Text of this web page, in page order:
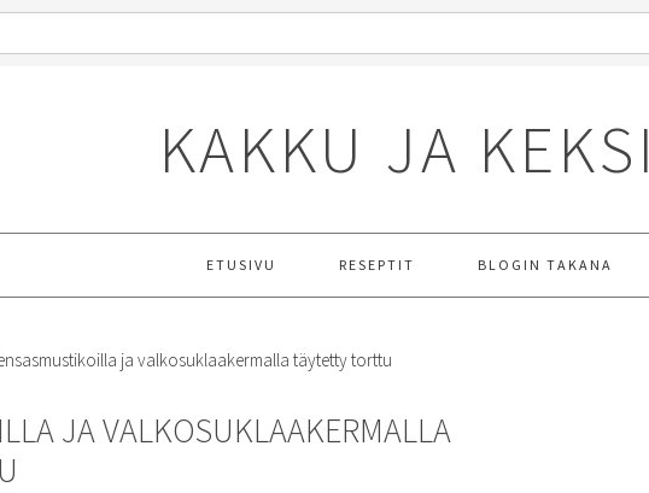
KAKKU JA KEKSI
ETUSIVU RESEPTIT BLOGIN TAKANA
ja valkosuklaakermalla täytetty torttu
JA VALKOSUKLAAKERMALLA